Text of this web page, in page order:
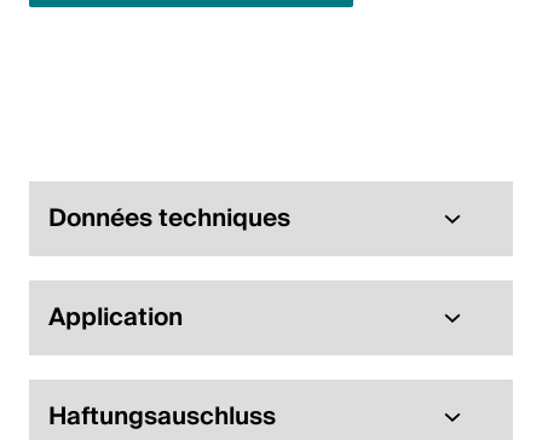
Données techniques
Application
Haftungsauschluss